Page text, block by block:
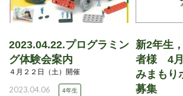
2023.04.22.プログラミン
グ体験会案内
４月２２日（土）開催
2023.04.06 4年生
新2年生
者様 4
みまもり
募集